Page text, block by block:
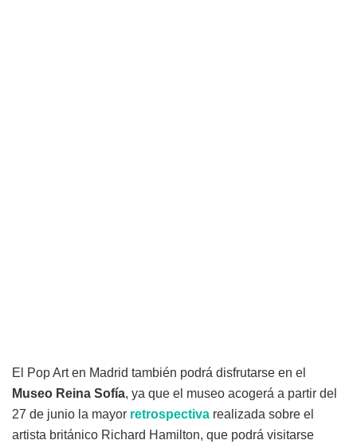
El Pop Art en Madrid también podrá disfrutarse en el
Museo Reina Sofía, ya que el museo acogerá a partir del
27 de junio la mayor retrospectiva realizada sobre el
artista británico Richard Hamilton, que podrá visitarse